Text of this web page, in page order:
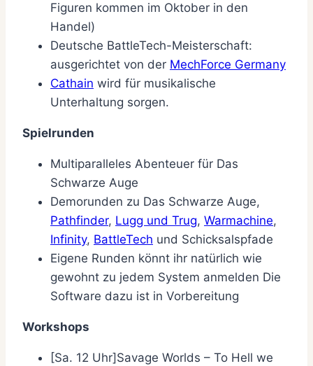
Figuren kommen im Oktober in den
Handel)
Deutsche BattleTech-Meisterschaft:
ausgerichtet von der MechForce Germany
Cathain wird für musikalische
Unterhaltung sorgen.
Spielrunden
Multiparalleles Abenteuer für Das
Schwarze Auge
Demorunden zu Das Schwarze Auge,
Pathfinder, Lugg und Trug, Warmachine,
Infinity, BattleTech und Schicksalspfade
Eigene Runden könnt ihr natürlich wie
gewohnt zu jedem System anmelden Die
Software dazu ist in Vorbereitung
Workshops
[Sa. 12 Uhr]Savage Worlds – To Hell we